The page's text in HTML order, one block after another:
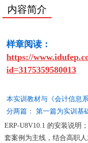
内容简介
样章阅读：
https://
id=3175359580013
本实训教材与《会计信息
分两篇： 第一篇为实训基
ERP-U8V10.1 的安装说明
套案例为主线，结合高职